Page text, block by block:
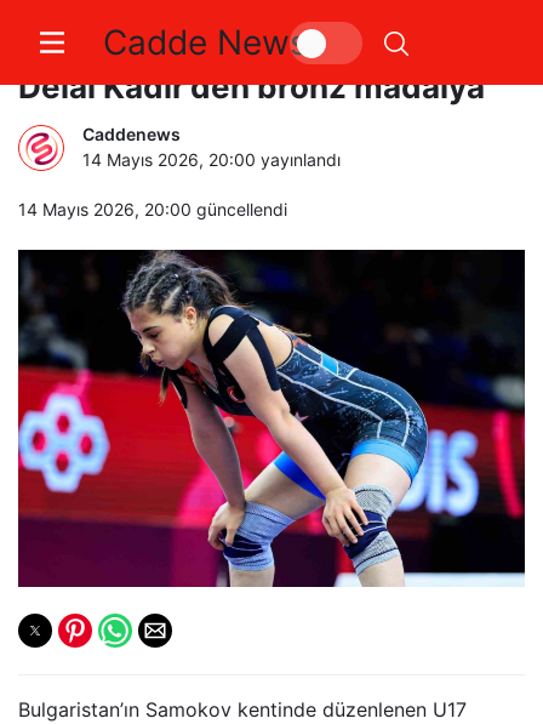
Cadde News
U17 Avrupa Şampiyonası’nda
Delal Kadir’den bronz madalya
Caddenews
14 Mayıs 2026, 20:00 yayınlandı
14 Mayıs 2026, 20:00 güncellendi
Bulgaristan’ın Samokov kentinde düzenlenen U17